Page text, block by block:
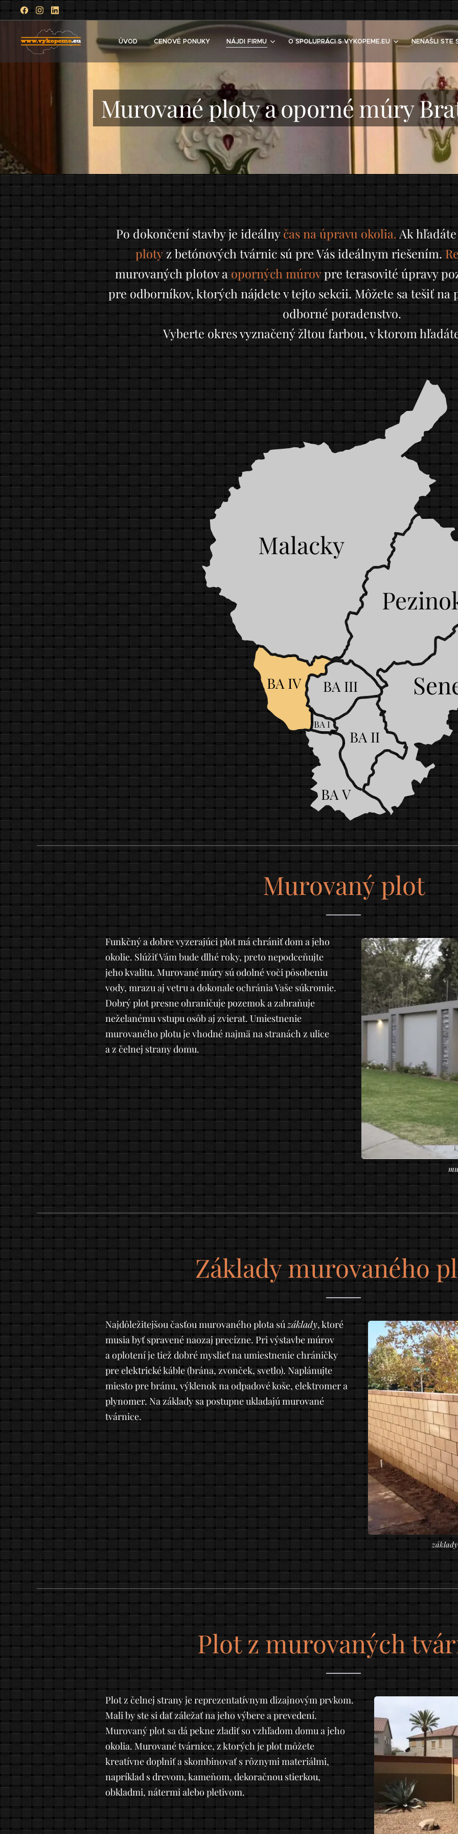
ÚVOD CENOVÉ PONUKY NÁJDI FIRMU O SPOLUPRÁCI S VYKOPEME.EU NENAŠLI STE
Murované ploty a oporné múry
Po dokončení stavby je ideálnyčas na úpravu okolia.Ak
plotyz betónových tvárnic sú pre Vás ideálnym riešením.
murovaných plotov aoporných múrovpre terasovité úpravy
pre odborníkov, ktorých nájdete v tejto sekcii. Môžete sa tešiť
odborné poradenstvo.
Vyberte okres vyznačený žltou farbou, v ktorom
Malacky
BA II
BA III
BA I
BA V
BA IV
Murovaný plot
Funkčný a dobre vyzerajúci plot má chrániť dom a jeho
okolie. Slúžiť Vám bude dlhé roky, preto nepodceňujte
jeho kvalitu. Murované múry sú odolné voči pôsobeniu
vody, mrazu aj vetru a dokonale ochránia Vaše súkromie.
Dobrý plot presne ohraničuje pozemok a zabraňuje
neželanému vstupu osôb aj zvierat. Umiestnenie
murovaného plotu je vhodné najmä na stranách z ulice
a z čelnej strany domu.
Základy murovaného
Najdôležitejšou časťou murovaného plota súzáklady, ktoré
musia byť spravené naozaj precízne. Pri výstavbe múrov
a oplotení je tiež dobré myslieť na umiestnenie chráničky
pre elektrické káble (brána, zvonček, svetlo). Naplánujte
miesto pre bránu, výklenok na odpadové koše, elektromer a
plynomer. Na základy sa postupne ukladajú murované
tvárnice.
Plot z murovaných
Plot z čelnej strany je reprezentatívnym dizajnovým prvkom.
Mali by ste si dať záležať na jeho výbere a prevedení.
Murovaný plot sa dá pekne zladiť so vzhľadom domu a jeho
okolia. Murované tvárnice, z ktorých je plot môžete
kreatívne doplniť a skombinovať s rôznymi materiálmi,
napríklad s drevom, kameňom, dekoračnou stierkou,
obkladmi, nátermi alebo pletivom.